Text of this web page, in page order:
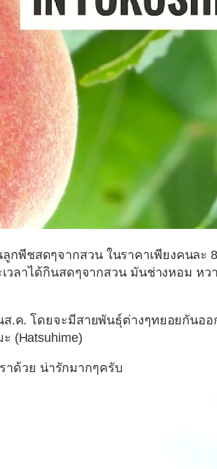
ลูกพีชสดๆจากสวน ในราคาเพียงคนละ
วลาได้กินสดๆจากสวน มันช่างหอม หว
ส.ค. โดยจะมีสายพันธุ์ต่างๆทยอยกันออ
(Hatsuhime)
าด้วย น่ารักมากๆครับ